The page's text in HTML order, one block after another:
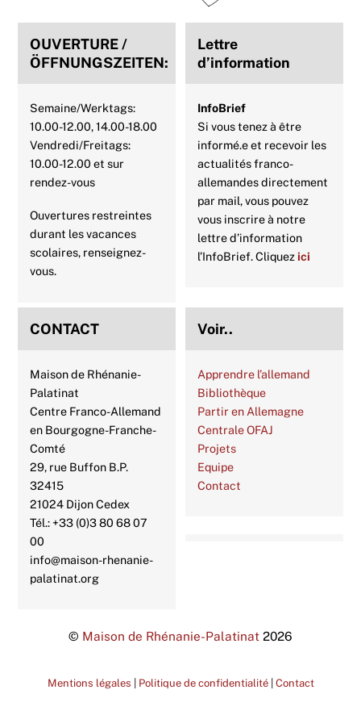
OUVERTURE /
ÖFFNUNGSZEITEN:
Semaine/Werktags:
10.00-12.00, 14.00-18.00
Vendredi/Freitags:
10.00-12.00 et sur
rendez-vous
Ouvertures restreintes
durant les vacances
scolaires, renseignez-
vous.
Lettre
d’information
InfoBrief
Si vous tenez à être
informé.e et recevoir les
actualités franco-
allemandes directement
par mail, vous pouvez
vous inscrire à notre
lettre d’information
l’InfoBrief. Cliquezici
CONTACT
Maison de Rhénanie-
Palatinat
Centre Franco-Allemand
en Bourgogne-Franche-
Comté
29, rue Buffon B.P.
32415
21024 Dijon Cedex
Tél.: +33 (0)3 80 68 07
00
info@maison-rhenanie-
palatinat.org
Voir..
Apprendre l’allemand
Bibliothèque
Partir en Allemagne
Centrale OFAJ
Projets
Equipe
Contact
© Maison de Rhénanie-Palatinat 2026
Mentions légales | Politique de confidentialité| Contact